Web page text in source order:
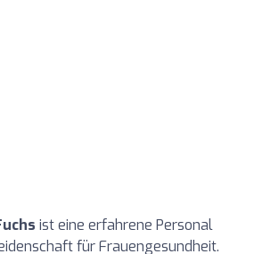
ist eine erfahrene Personal
für Frauengesundheit.